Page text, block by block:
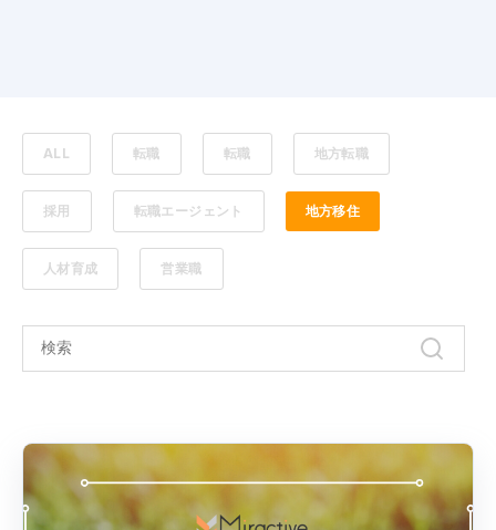
ALL 転職 転職 地方転職
採用 転職エージェント 地方移住
人材育成 営業職